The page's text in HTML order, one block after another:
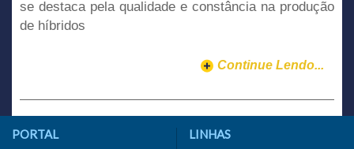
se destaca pela qualidade e constância na produção
de híbridos
Continue Lendo...
PORTAL LINHAS